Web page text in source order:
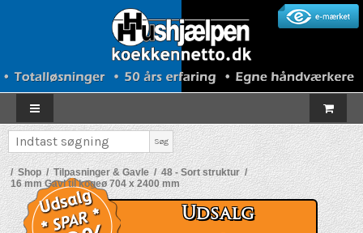
Søg
/ Shop / Tilpasninger & Gavle / 48 - Sort struktur /
16 mm Gavl til kogeø 704 x 2400 mm
Udsalg